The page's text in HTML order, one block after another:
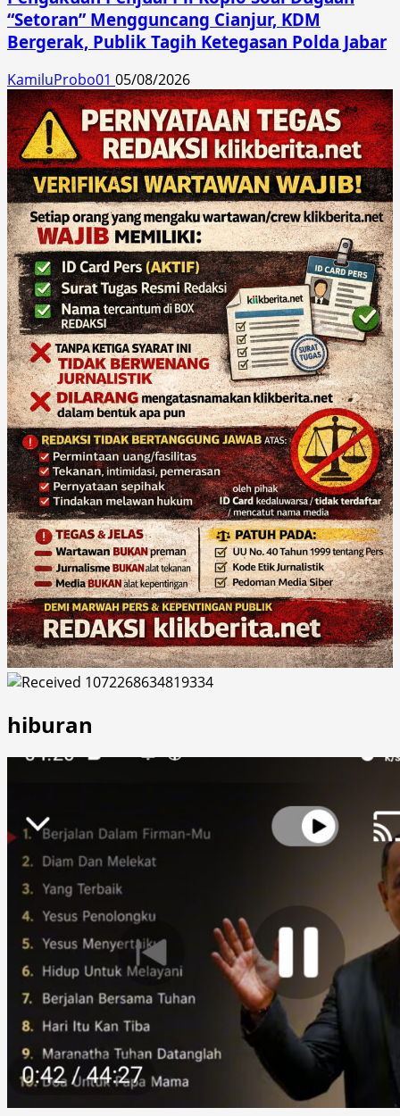
“Setoran” Mengguncang Cianjur, KDM
Bergerak, Publik Tagih Ketegasan Polda Jabar
KamiluProbo01 05/08/2026
hiburan